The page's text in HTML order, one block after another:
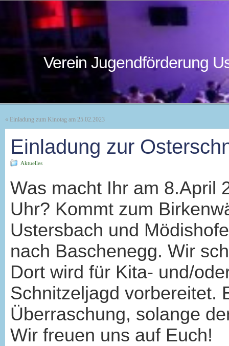
Verein Jugendförderung
« Einladung zum Kinotag am 25.02.2023
Einladung zur
Aktuelles
Was macht Ihr am 8.April
Uhr? Kommt zum
Ustersbach und
nach Baschenegg. Wir
Dort wird für Kita- und/
Schnitzeljagd vorbereitet.
Überraschung, solange
Wir freuen uns auf Euch!